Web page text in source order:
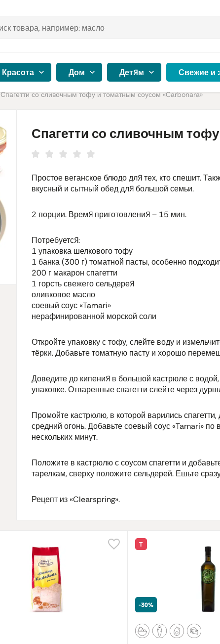
Красота Дом Детям Свежие и
Спагетти со сливочным тофу и томатным соусом «Carbonara»
Спагетти со сливочным
Простое веганское блюдо для тех, кто спешит.
вкусный и сытный обед для большой семьи.
2 порции. Время приготовления – 15 мин.
Потребуется:
1 упаковка шелкового тофу
1 банка (300 г) томатной пасты, особенно
200 г макарон спагетти
1 горсть свежего сельдерея
оливковое масло
соевый соус «Tamari»
нерафинированной морской соли
Откройте упаковку с тофу, слейте воду и
тёрки. Добавьте томатную пасту и хорошо
Доведите до кипения в большой кастрюле с водой,
упаковке. Отваренные спагетти слейте через
Промойте кастрюлю, в которой варились
средний огонь. Добавьте соевый соус «Tamari» по
нескольких минут.
Положите в кастрюлю с соусом спагетти и
тарелкам, сверху положите сельдерей. Ешьте
Рецепт из «Clearspring».
Т
-30%